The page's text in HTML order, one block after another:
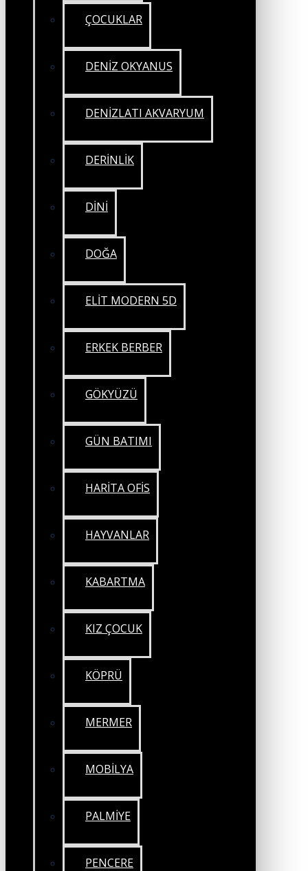
ÇOCUKLAR
DENİZ OKYANUS
DENİZLATI AKVARYUM
DERİNLİK
DİNİ
DOĞA
ELİT MODERN 5D
ERKEK BERBER
GÖKYÜZÜ
GÜN BATIMI
HARİTA OFİS
HAYVANLAR
KABARTMA
KIZ ÇOCUK
KÖPRÜ
MERMER
MOBİLYA
PALMİYE
PENCERE